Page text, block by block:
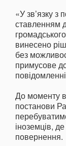
«У зв’язку
ставленням
винесено
без
примусове
До моменту
постанови
іноземців,
повернення.